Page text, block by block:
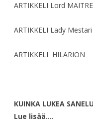
ARTIKKELI Lord
ARTIKKELI Lady
ARTIKKELI HILARION
KUINKA LUKEA
Lue lisää….